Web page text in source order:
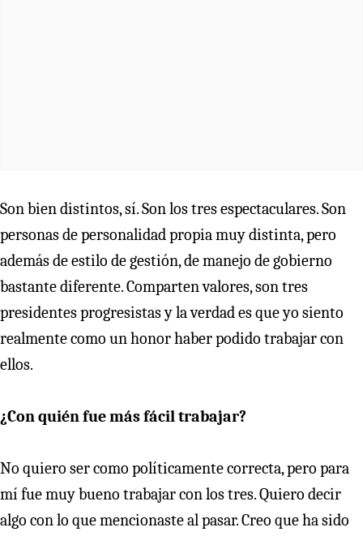
Son bien distintos, sí. Son los tres espectaculares. Son
personas de personalidad propia muy distinta, pero
además de estilo de gestión, de manejo de gobierno
bastante diferente. Comparten valores, son tres
presidentes progresistas y la verdad es que yo siento
realmente como un honor haber podido trabajar con
ellos.
¿Con quién fue más fácil trabajar?
No quiero ser como políticamente correcta, pero para
mí fue muy bueno trabajar con los tres. Quiero decir
algo con lo que mencionaste al pasar. Creo que ha sido